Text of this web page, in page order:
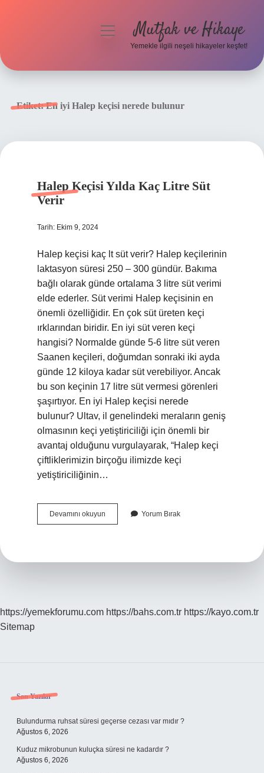
menüyüMutfak ve Hikaye
Yemekle ilgili neşeli hikayeler keşfet!
Etiket:En iyi Halep keçisi nerede bulunur
Halep Keçisi Yılda Kaç Litre Süt
Verir
Tarih: Ekim 9, 2024
Halep keçisi kaç lt süt verir? Halep keçilerinin
laktasyon süresi 250 – 300 gündür. Bakıma
bağlı olarak günde ortalama 3 litre süt verimi
elde ederler. Süt verimi Halep keçisinin en
önemli özelliğidir. En çok süt üreten keçi
ırklarından biridir. En iyi süt veren keçi
hangisi? Normalde günde 5-6 litre süt veren
Saanen keçileri, doğumdan sonraki iki ayda
günde 12 kiloya kadar süt verebiliyor. Ancak
bu son keçinin 17 litre süt vermesi görenleri
şaşırtıyor. En iyi Halep keçisi nerede
bulunur? Ultav, il genelindeki meraların geniş
olmasının keçi yetiştiriciliği için önemli bir
avantaj olduğunu vurgulayarak, “Halep keçi
çiftliklerimizin birçoğu ilimizde keçi
yetiştiriciliğinin…
Devamını okuyun
Keçisi
Yorum Bırak
https://yemekforumu.com https://bahs.com.tr https://kayo.com.tr
Sitemap
Sidebar
Son Yazılar
Bulundurma ruhsat süresi geçerse cezası var mıdır ?
Ağustos 6, 2026
Kuduz mikrobunun kuluçka süresi ne kadardır ?
Ağustos 6, 2026